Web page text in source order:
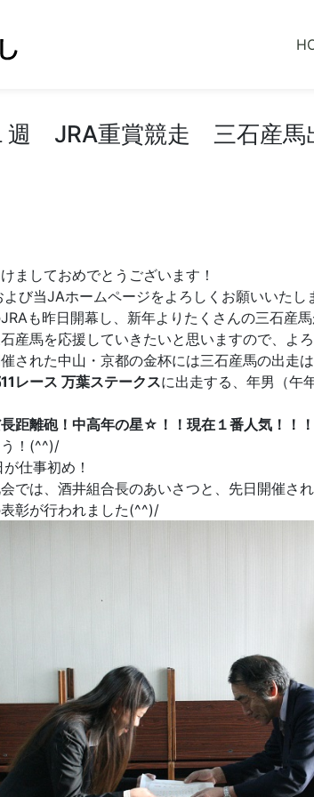
週 JRA重賞競走 三石産馬
ましておめでとうございます！
び当JAホームページをよろしくお願いいたし
も昨日開幕し、新年よりたくさんの三石産
産馬を応援していきたいと思いますので、よ
された中山・京都の金杯には三石産馬の出走
レース 万葉ステークスに出走する、年男（午
距離砲！中高年の星☆！！現在１番人気！！！
！(^^)/
仕事初め！
では、酒井組合長のあいさつと、先日開催さ
彰が行われました(^^)/